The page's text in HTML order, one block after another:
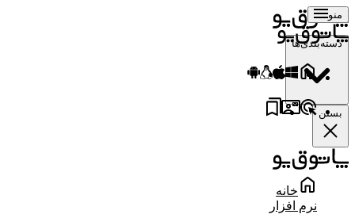
منو
دسته‌بندی‌ها
بستن
خانه
نرم افزار